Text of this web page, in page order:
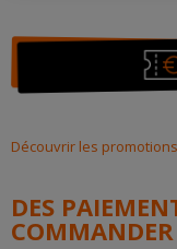
Découvrir les promotions
DES